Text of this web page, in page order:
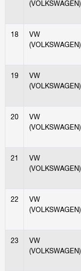
(VOLKSWAGEN)
18
VW
(VOLKSWAGEN)
19
VW
(VOLKSWAGEN)
20
VW
(VOLKSWAGEN)
21
VW
(VOLKSWAGEN)
22
VW
(VOLKSWAGEN)
23
VW
(VOLKSWAGEN)